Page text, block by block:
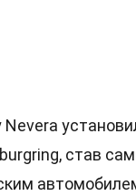
Nevera
став